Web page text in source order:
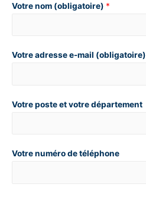
Votre nom (obligatoire) *
Votre adresse e-mail (obligatoire)
Votre poste et votre département
Votre numéro de téléphone